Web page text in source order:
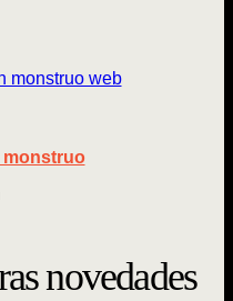
monstruo
novedades